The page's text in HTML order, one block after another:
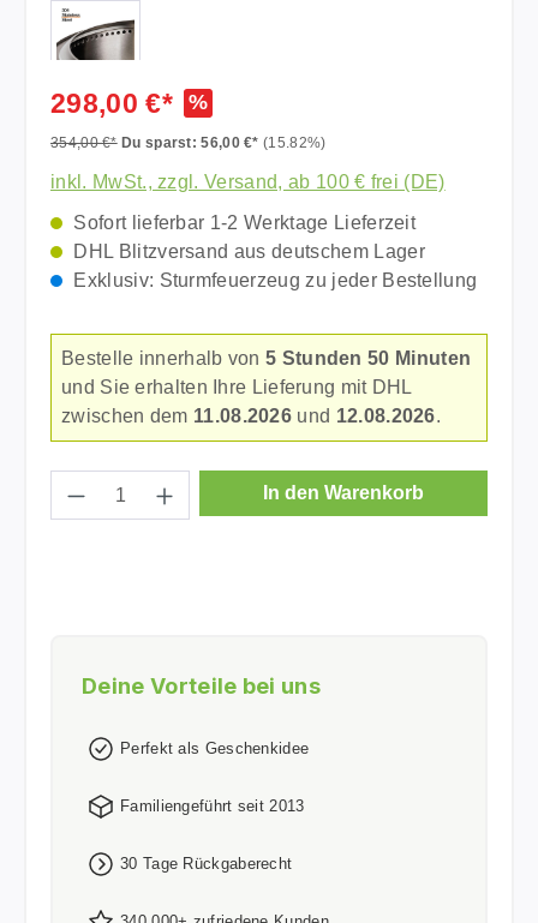
298,00 €* %
354,00 €* Du sparst: 56,00 €*(15.82%)
inkl. MwSt., zzgl. Versand, ab 100 € frei (DE)
Sofort lieferbar 1-2 Werktage Lieferzeit
DHL Blitzversand aus deutschem Lager
Exklusiv: Sturmfeuerzeug zu jeder Bestellung
Bestelle innerhalb von 5 Stunden 50 Minuten
und Sie erhalten Ihre Lieferung mit DHL
zwischen dem 11.08.2026 und 12.08.2026.
Produkt Anzahl: Gib den gewünschten
In den Warenkorb
Deine Vorteile bei uns
Perfekt als Geschenkidee
Familiengeführt seit 2013
30 Tage Rückgaberecht